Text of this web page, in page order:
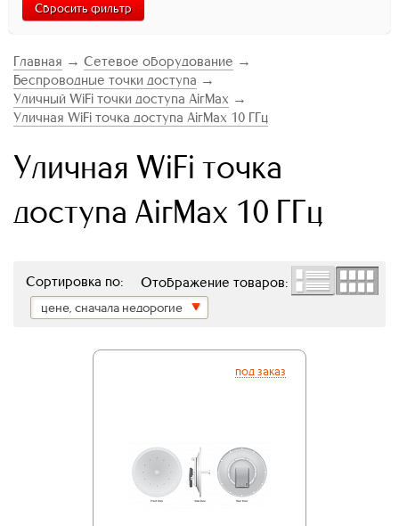
Сбросить фильтр
Главная → Сетевое оборудование →
Беспроводные точки доступа →
Уличный WiFi точки доступа AirMax →
Уличная WiFi точка доступа AirMax 10 ГГц
Уличная WiFi точка
доступа AirMax 10 ГГц
Отображение товаров:
Сортировка по:
цене, сначала недорогие
под заказ